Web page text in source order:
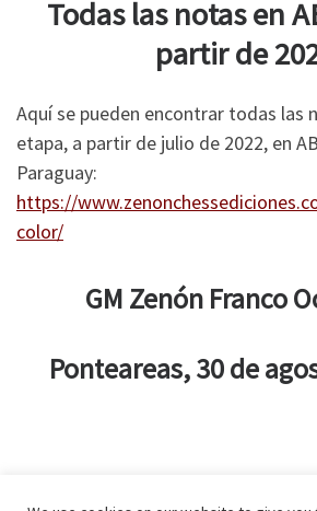
Todas las notas en
partir de
Aquí se pueden encontrar todas las
etapa, a partir de julio de 2022, en
Paraguay:
https://
color/
GM Zenón Franco
Ponteareas, 30 de